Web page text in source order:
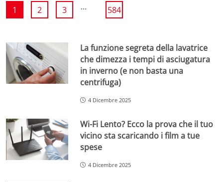
1 2 3 ... 584
La funzione segreta della lavatrice
che dimezza i tempi di asciugatura
in inverno (e non basta una
centrifuga)
4 Dicembre 2025
Wi-Fi Lento? Ecco la prova che il tuo
vicino sta scaricando i film a tue
spese
4 Dicembre 2025